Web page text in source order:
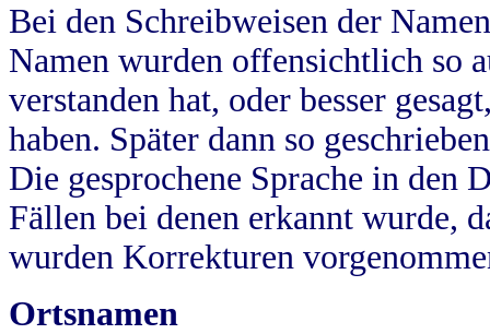
Bei den Schreibweisen der
Namen wurden offensichtlich so
verstanden hat, oder besser
haben. Später dann so
Die gesprochene Sprache in
Fällen bei denen erkannt wurde,
wurden Korrekturen
Ortsnamen